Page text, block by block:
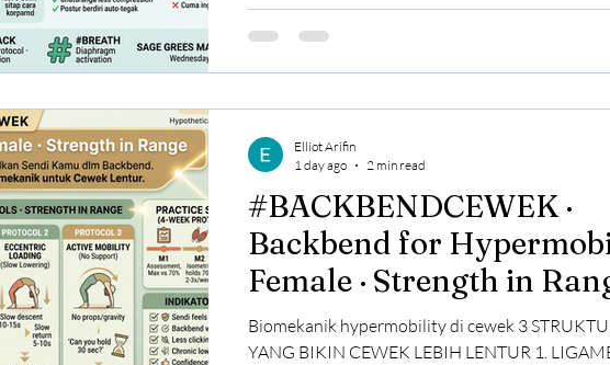
dan lateral flexion 3. EXTERNAL OBLIQUES - Opposite
direction rotation 4. RECTUS ABDOMINIS (paling luar) - Six-
#BACKBENDCEWEK ·
Backbend for
Female · Strength in
Biomekanik hypermobility di cewek 3
YANG BIKIN CEWEK LEBIH LENTUR 1. LIGAMENT LAXITY
Elliot Arifin
1 day ago
2 min read